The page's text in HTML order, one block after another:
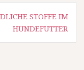
STOFFE IM
HUNDEFUTTER